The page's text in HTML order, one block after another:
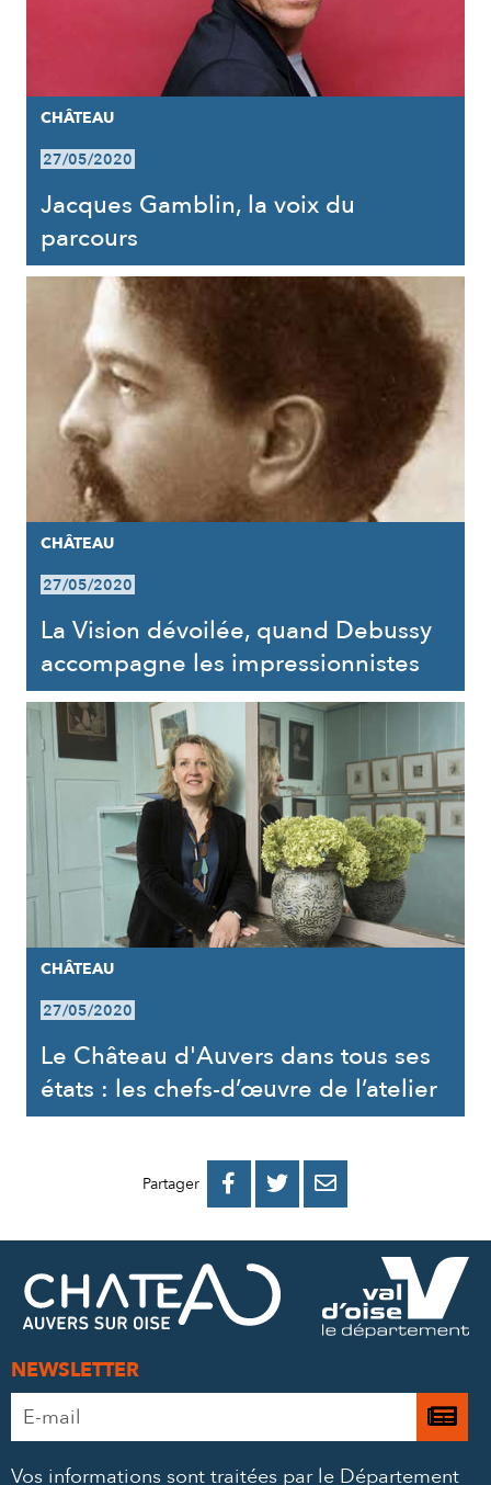
CHÂTEAU
27/05/2020
Jacques Gamblin, la voix du
parcours
CHÂTEAU
27/05/2020
La Vision dévoilée, quand Debussy
accompagne les impressionnistes
CHÂTEAU
27/05/2020
Le Château d'Auvers dans tous ses
états : les chefs-d’œuvre de l’atelier
Partager 
PARTAGER
FACEBOOK
PARTAGER
PARTAGER
MAIL
NEWSLETTER
Adresse
e-
Je
Vos informations sont traitées par le Département